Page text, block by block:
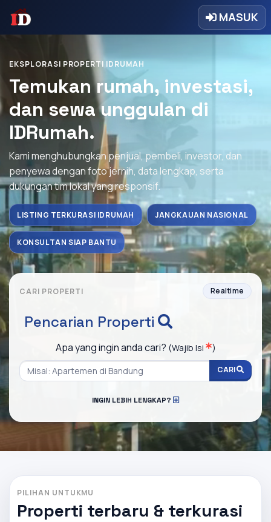
MASUK
EKSPLORASI PROPERTI IDRUMAH
Temukan rumah, investasi,
dan sewa unggulan di
IDRumah.
Kami menghubungkan penjual, pembeli, investor, dan
penyewa dengan foto jernih, data lengkap, serta
dukungan tim lokal yang responsif.
LISTING TERKURASI IDRUMAH JANGKAUAN NASIONAL
KONSULTAN SIAP BANTU
CARI PROPERTI Realtime
Pencarian Properti
Apa yang ingin anda cari? (Wajib Isi )
CARI
INGIN LEBIH LENGKAP?
PILIHAN UNTUKMU
Properti terbaru & terkurasi